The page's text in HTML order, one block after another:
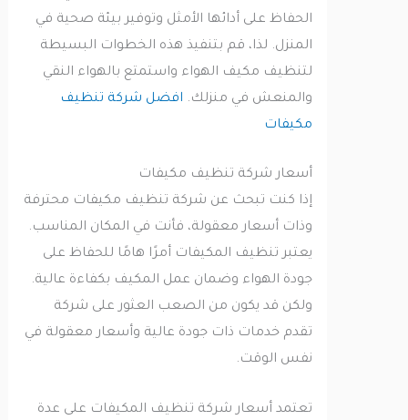
الحفاظ على أدائها الأمثل وتوفير بيئة صحية في
المنزل. لذا، قم بتنفيذ هذه الخطوات البسيطة
لتنظيف مكيف الهواء واستمتع بالهواء النقي
والمنعش في منزلك.افضل شركة تنظيف
مكيفات
أسعار شركة تنظيف مكيفات
إذا كنت تبحث عن شركة تنظيف مكيفات محترفة
وذات أسعار معقولة، فأنت في المكان المناسب.
يعتبر تنظيف المكيفات أمرًا هامًا للحفاظ على
جودة الهواء وضمان عمل المكيف بكفاءة عالية.
ولكن قد يكون من الصعب العثور على شركة
تقدم خدمات ذات جودة عالية وأسعار معقولة في
نفس الوقت.
تعتمد أسعار شركة تنظيف المكيفات على عدة